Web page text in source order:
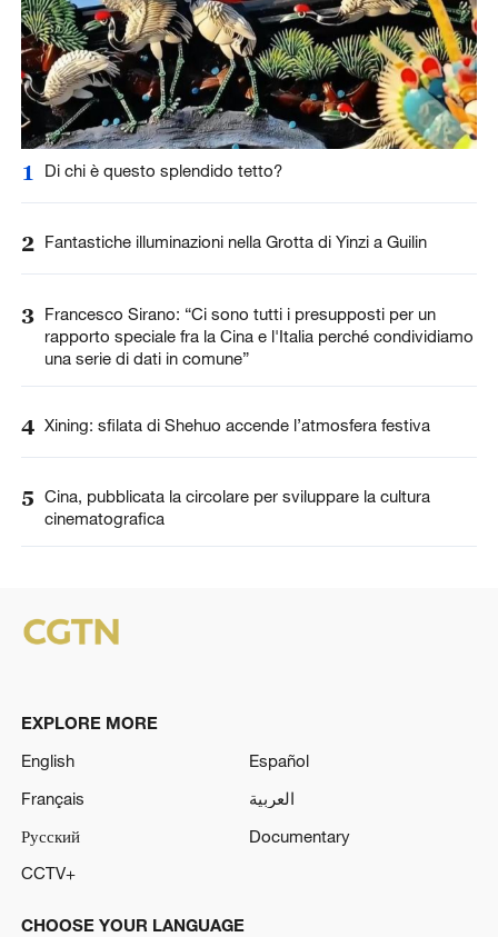
1 Di chi è questo splendido tetto?
2 Fantastiche illuminazioni nella Grotta di Yinzi a Guilin
3 Francesco Sirano: “Ci sono tutti i presupposti per un
rapporto speciale fra la Cina e l'Italia perché condividiamo
una serie di dati in comune”
4 Xining: sfilata di Shehuo accende l’atmosfera festiva
5 Cina, pubblicata la circolare per sviluppare la cultura
cinematografica
EXPLORE MORE
English
Español
Français
العربية
Русский
Documentary
CCTV+
CHOOSE YOUR LANGUAGE